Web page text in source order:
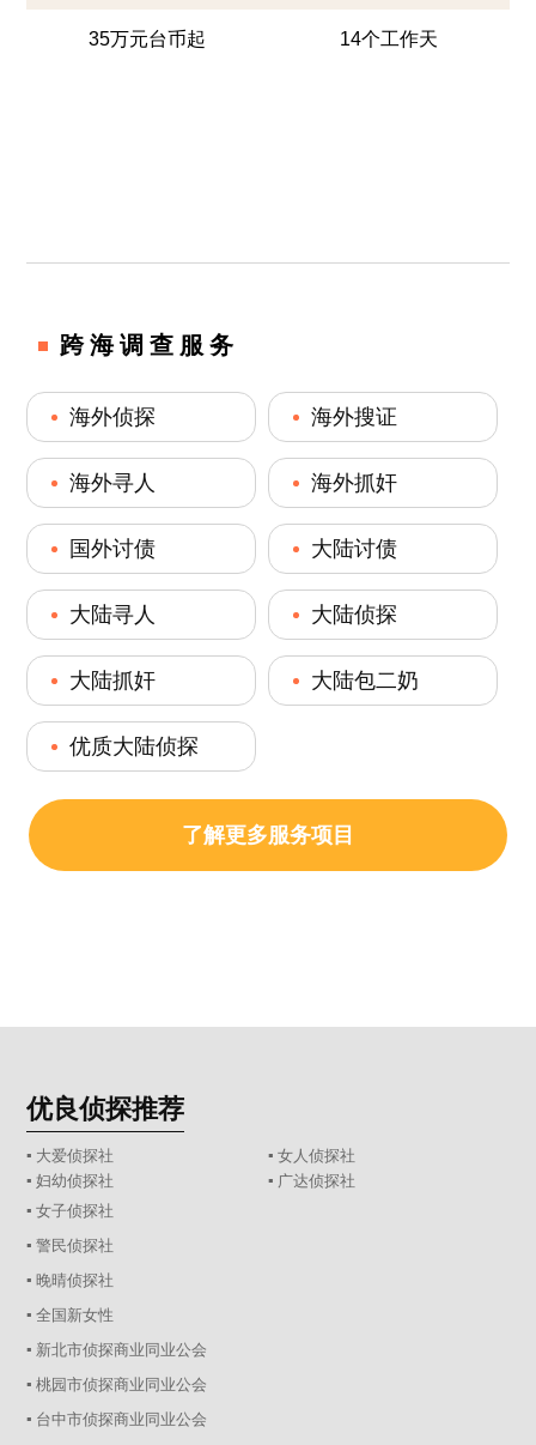
35万元台币起 14个工作天
跨海调查服务
海外侦探 海外搜证
海外寻人 海外抓奸
国外讨债 大陆讨债
大陆寻人 大陆侦探
大陆抓奸 大陆包二奶
优质大陆侦探
了解更多服务项目
优良侦探推荐
▪ 大爱侦探社
▪ 女人侦探社
▪ 妇幼侦探社
▪ 广达侦探社
▪ 女子侦探社
▪ 警民侦探社
▪ 晚晴侦探社
▪ 全国新女性
▪ 新北市侦探商业同业公会
▪ 桃园市侦探商业同业公会
▪ 台中市侦探商业同业公会